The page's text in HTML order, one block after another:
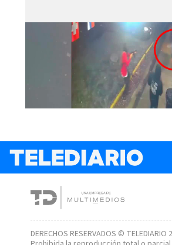
DERECHOS RESERVADOS © TELEDIARIO